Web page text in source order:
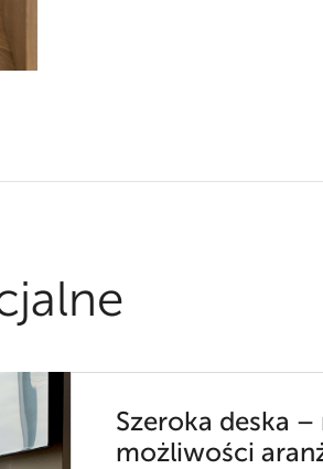
Szeroka deska
możliwości